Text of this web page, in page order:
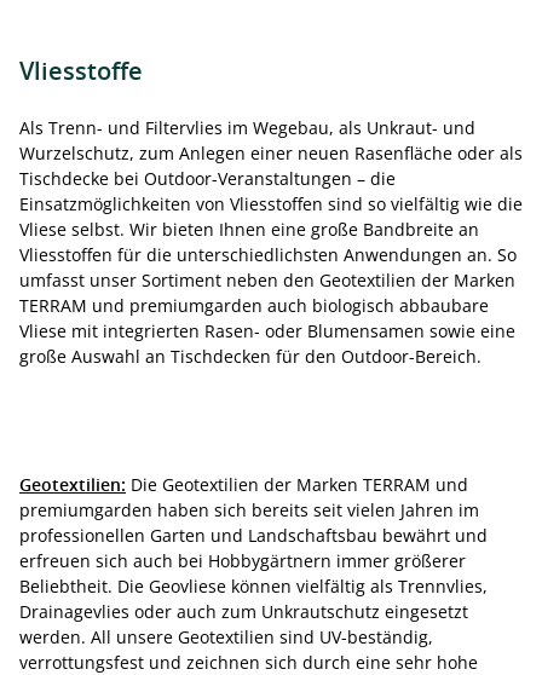
Vliesstoffe
Als Trenn- und Filtervlies im Wegebau, als Unkraut- und
Wurzelschutz, zum Anlegen einer neuen Rasenfläche oder als
Tischdecke bei Outdoor-Veranstaltungen – die
Einsatzmöglichkeiten von Vliesstoffen sind so vielfältig wie die
Vliese selbst. Wir bieten Ihnen eine große Bandbreite an
Vliesstoffen für die unterschiedlichsten Anwendungen an. So
umfasst unser Sortiment neben den Geotextilien der Marken
TERRAM und premiumgarden auch biologisch abbaubare
Vliese mit integrierten Rasen- oder Blumensamen sowie eine
große Auswahl an Tischdecken für den Outdoor-Bereich.
Geotextilien: Die Geotextilien der Marken TERRAM und
premiumgarden haben sich bereits seit vielen Jahren im
professionellen Garten und Landschaftsbau bewährt und
erfreuen sich auch bei Hobbygärtnern immer größerer
Beliebtheit. Die Geovliese können vielfältig als Trennvlies,
Drainagevlies oder auch zum Unkrautschutz eingesetzt
werden. All unsere Geotextilien sind UV-beständig,
verrottungsfest und zeichnen sich durch eine sehr hohe